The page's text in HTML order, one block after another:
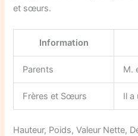
et sœurs.
Information
Parents M.
Frères et Sœurs Il a
Hauteur, Poids, Valeur Nette,